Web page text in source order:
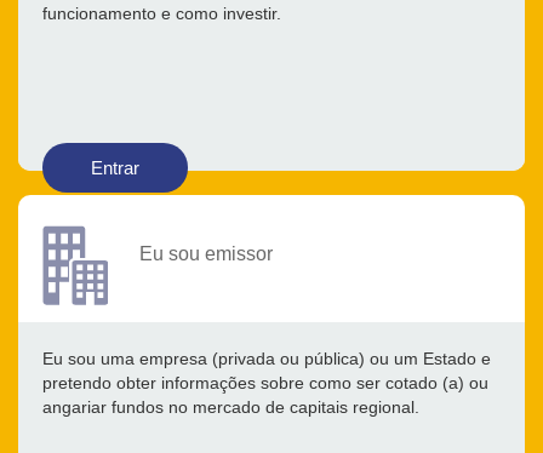
funcionamento e como investir.
Entrar
Eu sou emissor
Eu sou uma empresa (privada ou pública) ou um Estado e
pretendo obter informações sobre como ser cotado (a) ou
angariar fundos no mercado de capitais regional.